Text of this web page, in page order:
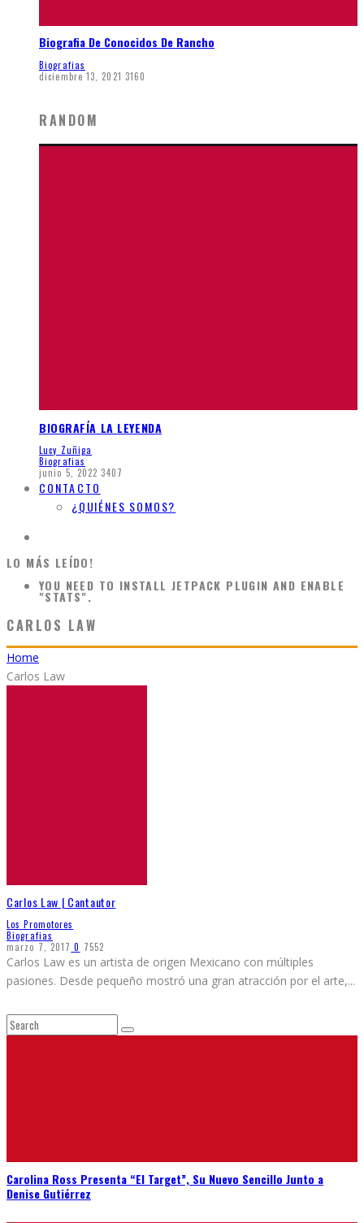
Biografia De Conocidos De Rancho
Biografias
diciembre 13, 2021 3160
RANDOM
BIOGRAFÍA LA LEYENDA
Lucy Zuñiga
Biografias
junio 5, 2022 3407
CONTACTO
¿QUIÉNES SOMOS?
LO MÁS LEÍDO!
YOU NEED TO INSTALL JETPACK PLUGIN AND ENABLE
"STATS".
CARLOS LAW
Home
Carlos Law
Carlos Law | Cantautor
Los Promotores
Biografias
marzo 7, 2017 0 7552
Carlos Law es un artista de origen Mexicano con múltiples
pasiones. Desde pequeño mostró una gran atracción por el arte,...
Carolina Ross Presenta “El Target”, Su Nuevo Sencillo Junto a
Denise Gutiérrez